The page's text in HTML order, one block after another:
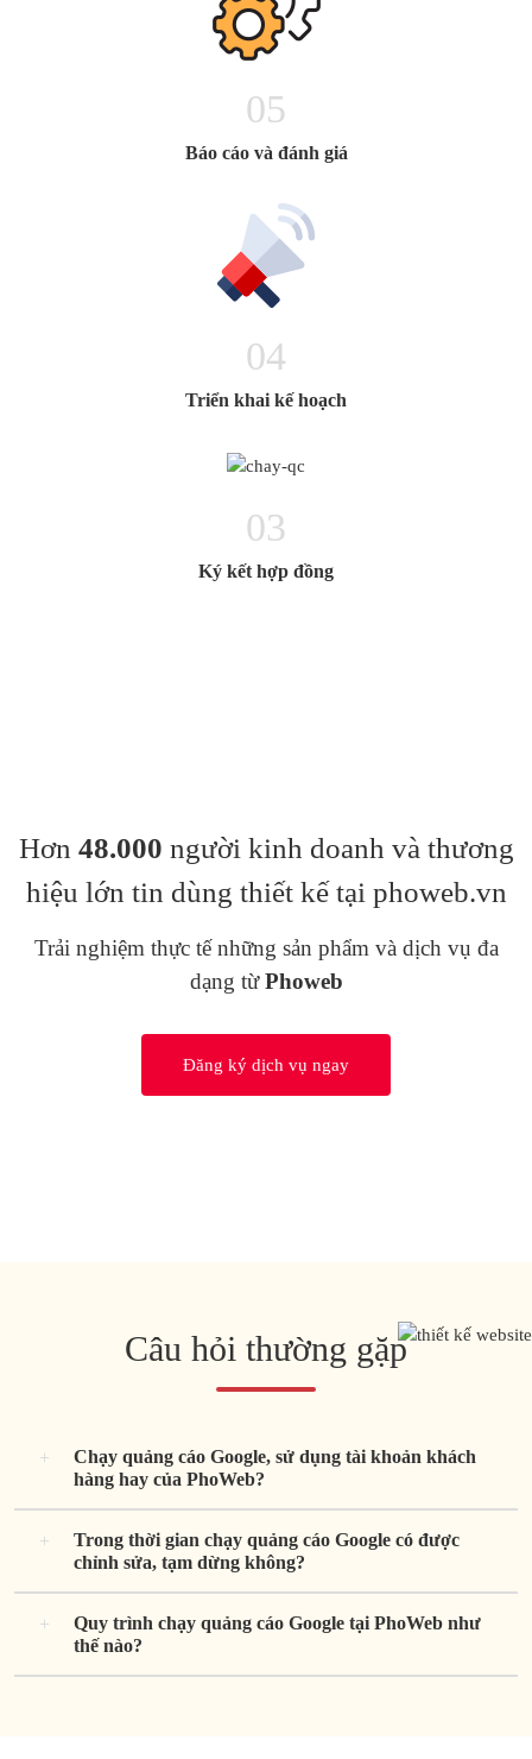
05
Báo cáo và đánh giá
04
Triển khai kế hoạch
03
Ký kết hợp đồng
Hơn 48.000 người kinh doanh và thương
hiệu lớn tin dùng thiết kế tại phoweb.vn
Trải nghiệm thực tế những sản phẩm và dịch vụ đa
dạng từPhoweb
Đăng ký dịch vụ ngay
Câu hỏi thường gặp
Chạy quảng cáo Google, sử dụng tài khoản khách
hàng hay của PhoWeb?
Trong thời gian chạy quảng cáo Google có được
chỉnh sửa, tạm dừng không?
Quy trình chạy quảng cáo Google tại PhoWeb như
thế nào?